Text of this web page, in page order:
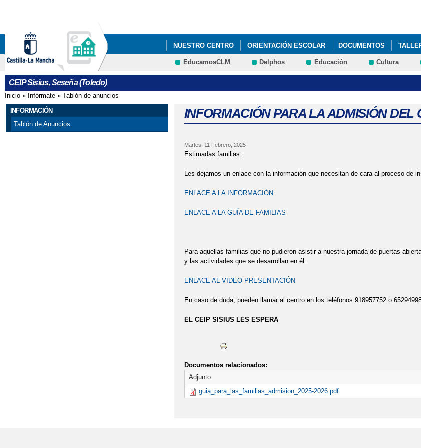
NUESTRO CENTRO ORIENTACIÓN ESCOLAR DOCUMENTOS
RADIO ESCOLAR
EducamosCLM Delphos Educación Cultura
CEIP Sisius, Seseña (Toledo)
Se encuentra usted aquí
Inicio » Infórmate » Tablón de anuncios
INFORMACIÓN
Tablón de Anuncios
INFORMACIÓN PARA LA ADMISIÓN DEL
Martes, 11 Febrero, 2025
Estimadas familias:
Les dejamos un enlace con la información que necesitan de cara al proceso de
ENLACE A LA INFORMACIÓN
ENLACE A LA GUÍA DE FAMILIAS
Para aquellas familias que no pudieron asistir a nuestra jornada de puertas
y las actividades que se desarrollan en él.
ENLACE AL VIDEO-PRESENTACIÓN
En caso de duda, pueden llamar al centro en los teléfonos 918957752 o
EL CEIP SISIUS LES ESPERA
Documentos relacionados:
Adjunto
guia_para_las_familias_admision_2025-2026.pdf